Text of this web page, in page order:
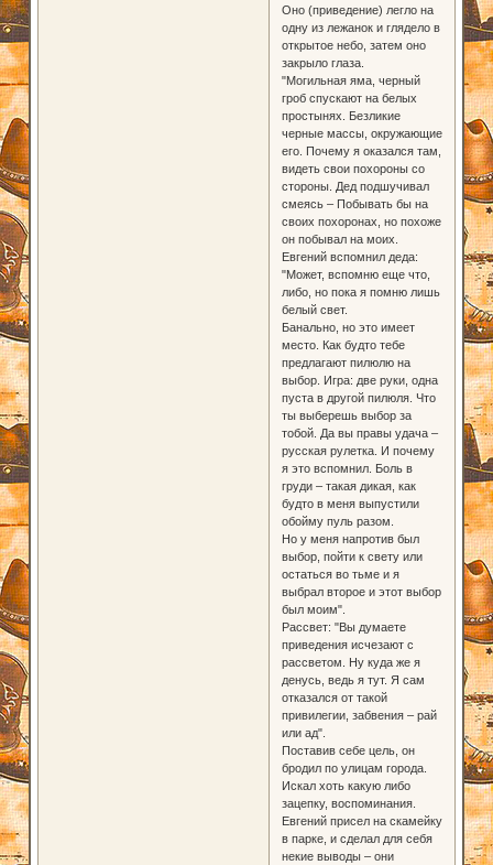
Оно (приведение) легло на
одну из лежанок и глядело в
открытое небо, затем оно
закрыло глаза.
"Могильная яма, черный
гроб спускают на белых
простынях. Безликие
черные массы, окружающие
его. Почему я оказался там,
видеть свои похороны со
стороны. Дед подшучивал
смеясь – Побывать бы на
своих похоронах, но похоже
он побывал на моих.
Евгений вспомнил деда:
"Может, вспомню еще что,
либо, но пока я помню лишь
белый свет.
Банально, но это имеет
место. Как будто тебе
предлагают пилюлю на
выбор. Игра: две руки, одна
пуста в другой пилюля. Что
ты выберешь выбор за
тобой. Да вы правы удача –
русская рулетка. И почему
я это вспомнил. Боль в
груди – такая дикая, как
будто в меня выпустили
обойму пуль разом.
Но у меня напротив был
выбор, пойти к свету или
остаться во тьме и я
выбрал второе и этот выбор
был моим".
Рассвет: "Вы думаете
приведения исчезают с
рассветом. Ну куда же я
денусь, ведь я тут. Я сам
отказался от такой
привилегии, забвения – рай
или ад".
Поставив себе цель, он
бродил по улицам города.
Искал хоть какую либо
зацепку, воспоминания.
Евгений присел на скамейку
в парке, и сделал для себя
некие выводы – они